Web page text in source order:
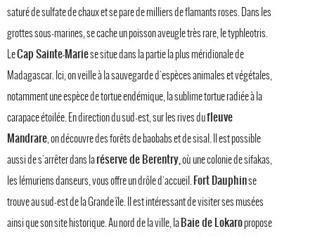
saturé de sulfate de chaux et se pare de milliers de flamants roses. Dans les
grottes sous-marines, se cache un poisson aveugle très rare, le typhleotris.
LeCap Sainte-Mariese situe dans la partie la plus méridionale de
Madagascar. Ici, on veille à la sauvegarde d'espèces animales et végétales,
notamment une espèce de tortue endémique, la sublime tortue radiée à la
carapace étoilée. En direction du sud-est, sur les rives dufleuve
Mandrare, on découvre des forêts de baobabs et de sisal. Il est possible
aussi de s'arrêter dans laréserve de Berentry,où une colonie de sifakas,
les lémuriens danseurs, vous offre un drôle d'accueil.Fort Dauphinse
trouve au sud-est de la Grande île. Il est intéressant de visiter ses musées
ainsi que son site historique. Au nord de la ville, laBaie de Lokaropropose